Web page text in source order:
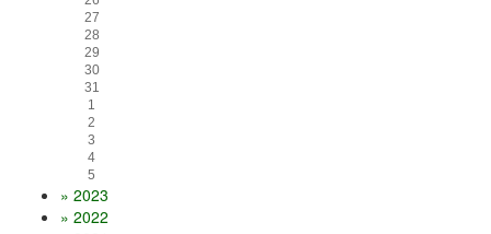
27
28
29
30
31
1
2
3
4
5
» 2023
» 2022